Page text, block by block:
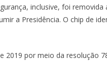
inclusive, foi
a Presidência. O chip de
2019 por meio da resolução